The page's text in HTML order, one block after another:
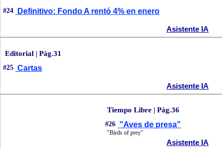
#24 Definitivo: Fondo A rentó 4% en enero
Asistente IA
Editorial | Pág.31
#25 Cartas
Asistente IA
Tiempo Libre | Pág.36
#26 "Aves de presa"
"Birds of prey"
Asistente IA